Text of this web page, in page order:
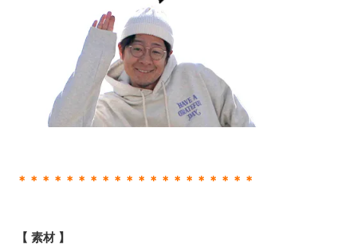
＊＊＊＊＊＊＊＊＊＊＊＊＊＊＊＊＊＊＊＊
【 素材 】